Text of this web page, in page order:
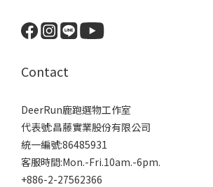
Contact
DeerRun鹿跑選物工作室
代表號:昌藤實業股份有限公司
統一編號:86485931
客服時間:Mon.-Fri.10am.-6pm.
+886-2-27562366